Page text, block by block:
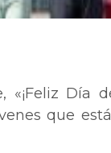
«¡Feliz Día
que